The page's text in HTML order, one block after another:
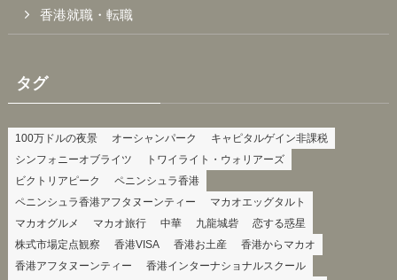
香港就職・転職
タグ
100万ドルの夜景 オーシャンパーク
キャピタルゲイン非課税
シンフォニーオブライツ
トワイライト・ウォリアーズ
ビクトリアピーク
ペニンシュラ香港
ペニンシュラ香港アフタヌーンティー
マカオエッグタルト
マカオグルメ
マカオ旅行 中華 九龍城砦
恋する惑星
株式市場定点観察
香港VISA 香港お土産
香港からマカオ
香港アフタヌーンティー
香港インターナショナルスクール